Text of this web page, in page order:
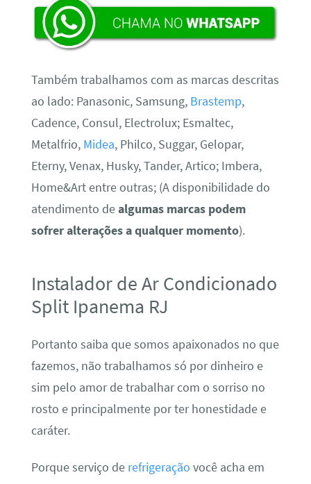
Também trabalhamos com as marcas descritas
ao lado: Panasonic, Samsung, Brastemp,
Cadence, Consul, Electrolux; Esmaltec,
Metalfrio, Midea, Philco, Suggar, Gelopar,
Eterny, Venax, Husky, Tander, Artico; Imbera,
Home&Art entre outras; (A disponibilidade do
atendimento dealgumas marcas podem
sofrer alterações a qualquer momento).
Instalador de Ar Condicionado
Split Ipanema RJ
Portanto saiba que somos apaixonados no que
fazemos, não trabalhamos só por dinheiro e
sim pelo amor de trabalhar com o sorriso no
rosto e principalmente por ter honestidade e
caráter.
Porque serviço de refrigeração você acha em